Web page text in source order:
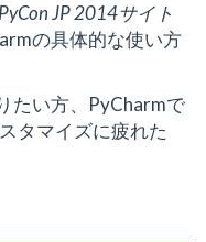
PyCon JP 2014サイト
の具体的な使い方
たい方、PyCharmで
タマイズに疲れた